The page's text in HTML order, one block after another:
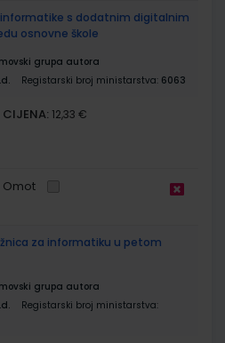
informatike s dodatnim digitalnim
osnovne škole
grupa autora
Registarski broj ministarstva: 6063
CIJENA: 12,33 €
Omot
za informatiku u petom
grupa autora
Registarski broj ministarstva: